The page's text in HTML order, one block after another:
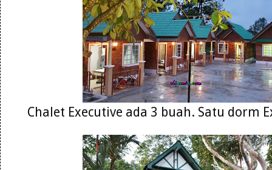
Chalet Executive ada 3 buah. Satu dorm